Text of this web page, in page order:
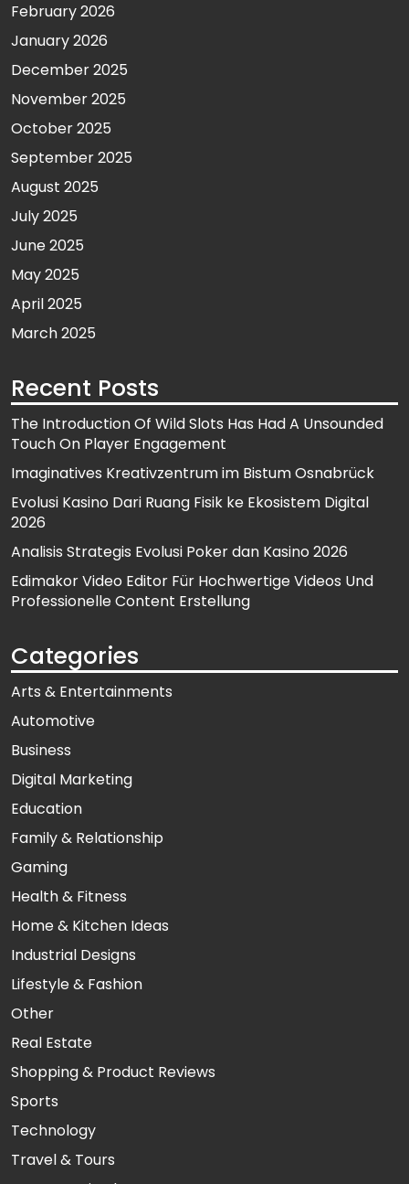
February 2026
January 2026
December 2025
November 2025
October 2025
September 2025
August 2025
July 2025
June 2025
May 2025
April 2025
March 2025
Recent Posts
The Introduction Of Wild Slots Has Had A Unsounded
Touch On Player Engagement
Imaginatives Kreativzentrum im Bistum Osnabrück
Evolusi Kasino Dari Ruang Fisik ke Ekosistem Digital
2026
Analisis Strategis Evolusi Poker dan Kasino 2026
Edimakor Video Editor Für Hochwertige Videos Und
Professionelle Content Erstellung
Categories
Arts & Entertainments
Automotive
Business
Digital Marketing
Education
Family & Relationship
Gaming
Health & Fitness
Home & Kitchen Ideas
Industrial Designs
Lifestyle & Fashion
Other
Real Estate
Shopping & Product Reviews
Sports
Technology
Travel & Tours